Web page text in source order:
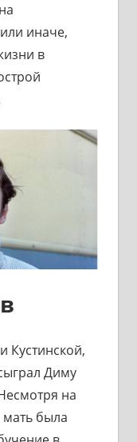
иначе,
в
Кустинской,
Диму
на
мать была